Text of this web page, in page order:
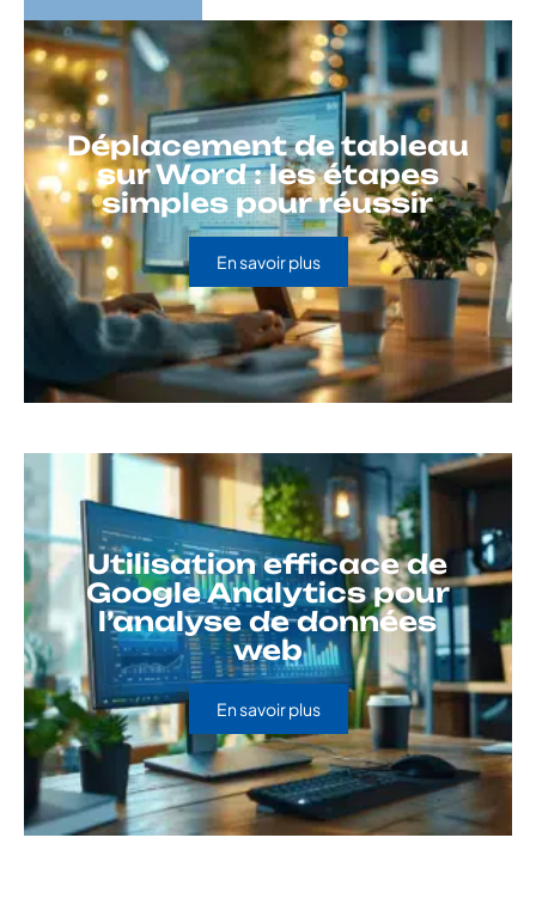
Déplacement de tableau
sur Word : les étapes
simples pour réussir
En savoir plus
Utilisation efficace de
Google Analytics pour
l’analyse de données
web
En savoir plus